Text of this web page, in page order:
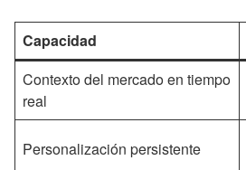
Capacidad
Contexto del mercado en tiempo
real
Personalización persistente